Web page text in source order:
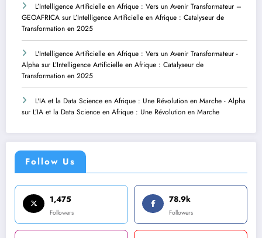
L’Intelligence Artificielle en Afrique : Vers un Avenir Transformateur –
GEOAFRICA sur L’Intelligence Artificielle en Afrique : Catalyseur de
Transformation en 2025
L'Intelligence Artificielle en Afrique : Vers un Avenir Transformateur -
Alpha sur L’Intelligence Artificielle en Afrique : Catalyseur de
Transformation en 2025
L'IA et la Data Science en Afrique : Une Révolution en Marche - Alpha
sur L’IA et la Data Science en Afrique : Une Révolution en Marche
Follow Us
1,475
Followers
78.9k
Followers